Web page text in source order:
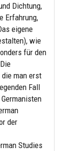
Dichtung,
Erfahrung,
eigene
wie
für den
die man erst
Fall
der
Studies